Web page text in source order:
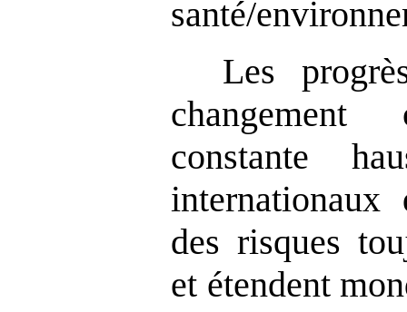
santé/
Les
constante
internationaux
des risques
et étendent